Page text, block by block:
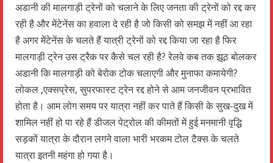
अडानी की मालगाड़ी ट्रेनों को चलाने के लिए जनता की ट्रेनों को रद्द कर
रही है और मेंटेनेंस का हवाला दे रही है जो किसी को समझ में नहीं आ रहा
है अगर मेंटेनेंस के चलते हैं यात्री ट्रेनों को रद्द किया जा रहा है फिर
मालगाड़ी ट्रेन उस ट्रैक पर कैसे चल रही है? रेलवे कब तक झूठ बोलकर
अडानी कि मालगाड़ी को बेरोक टोक चलाएगी और मुनाफा कमायेगी?
लोकल ,एक्सप्रेस, सुपरफास्ट ट्रेन रद्द होने से आम जनजीवन प्रभावित
होता है। आम लोग समय पर यात्रा नहीं कर पाते हैं किसी के सुख-दुख में
शामिल नहीं हो पा रहे हैं डीजल पेट्रोल की कीमतों में हुई मनमानी वृद्धि
सड़कों यात्रा के दौरान लगने वाला भारी भरकम टोल टैक्स के चलते
यात्रा इतनी महंगा हो गया है।